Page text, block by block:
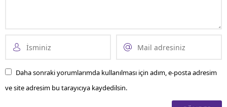
Daha sonraki yorumlarımda kullanılması için adım, e-posta adresim
ve site adresim bu tarayıcıya kaydedilsin.